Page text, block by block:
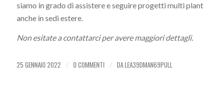
siamo in grado di assistere e seguire progetti multi plant
anche in sedi estere.
Non esitate a contattarci per avere maggiori dettagli.
25 GENNAIO 2022 / 0 COMMENTI / DALEA39DMAN69PULL